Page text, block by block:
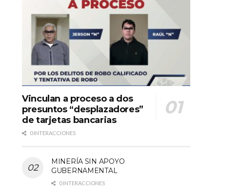
Vinculan a proceso a dos
presuntos “desplazadores”
de tarjetas bancarias
0 INTERACCIONES
MINERÍA SIN APOYO
GUBERNAMENTAL
0 INTERACCIONES